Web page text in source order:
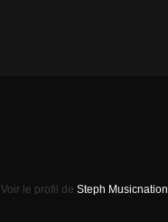
Voir le profil de Steph Musicnation